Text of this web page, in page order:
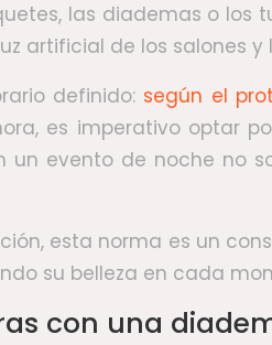
las diademas o los
artificial de los salones
definido: según el
es imperativo optar
un evento de noche no
esta norma es un
su belleza en cada
con una